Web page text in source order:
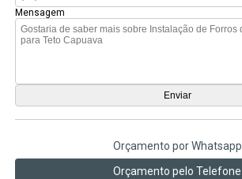
Mensagem
Orçamento por Whatsapp
Orçamento pelo Telefone